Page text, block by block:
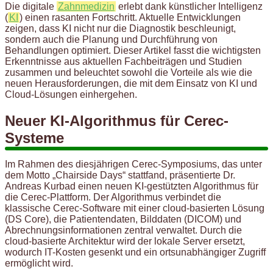
Die digitale Zahnmedizin erlebt dank künstlicher Intelligenz
( KI ) einen rasanten Fortschritt. Aktuelle Entwicklungen
zeigen, dass KI nicht nur die Diagnostik beschleunigt,
sondern auch die Planung und Durchführung von
Behandlungen optimiert. Dieser Artikel fasst die wichtigsten
Erkenntnisse aus aktuellen Fachbeiträgen und Studien
zusammen und beleuchtet sowohl die Vorteile als wie die
neuen Herausforderungen, die mit dem Einsatz von KI und
Cloud-Lösungen einhergehen.
Neuer KI-Algorithmus für Cerec-
Systeme
Im Rahmen des diesjährigen Cerec-Symposiums, das unter
dem Motto „Chairside Days“ stattfand, präsentierte Dr.
Andreas Kurbad einen neuen KI-gestützten Algorithmus für
die Cerec-Plattform. Der Algorithmus verbindet die
klassische Cerec-Software mit einer cloud-basierten Lösung
(DS Core), die Patientendaten, Bilddaten (DICOM) und
Abrechnungsinformationen zentral verwaltet. Durch die
cloud-basierte Architektur wird der lokale Server ersetzt,
wodurch IT-Kosten gesenkt und ein ortsunabhängiger Zugriff
ermöglicht wird.